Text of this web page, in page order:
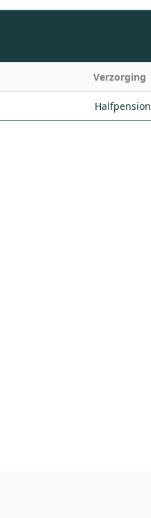
Verzorging
Halfpension